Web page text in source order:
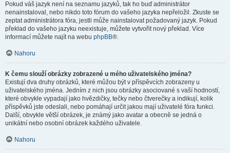
Pokud váš jazyk není na seznamu jazyků, tak ho buď administrátor
nenainstaloval, nebo nikdo toto fórum do vašeho jazyka nepřeložil. Zkuste se
zeptat administrátora fóra, jestli může nainstalovat požadovaný jazyk. Pokud
překlad do vašeho jazyku neexistuje, můžete vytvořit nový překlad. Více
informací můžete najít na webu phpBB®.
Nahoru
K čemu slouží obrázky zobrazené u mého uživatelského jména?
Existují dva druhy obrázků, které můžou být v příspěvcích zobrazeny u
uživatelského jména. Jedním z nich jsou obrázky asociované s vaší hodností,
které obvykle vypadají jako hvězdičky, tečky nebo čtverečky a indikují, kolik
příspěvků jste odeslali, nebo pomáhají určit jakou mají uživatelé fóra funkci.
Další, obvykle větší obrázek, je známý jako avatar a obecně se jedná o
unikátní nebo osobní obrázek každého uživatele.
Nahoru